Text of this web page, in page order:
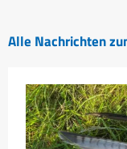
Alle Nachrichten